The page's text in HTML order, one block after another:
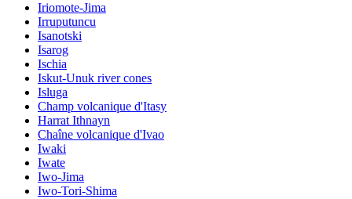
Iriomote-Jima
Irruputuncu
Isanotski
Isarog
Ischia
Iskut-Unuk river cones
Isluga
Champ volcanique d'Itasy
Harrat Ithnayn
Chaîne volcanique d'Ivao
Iwaki
Iwate
Iwo-Jima
Iwo-Tori-Shima